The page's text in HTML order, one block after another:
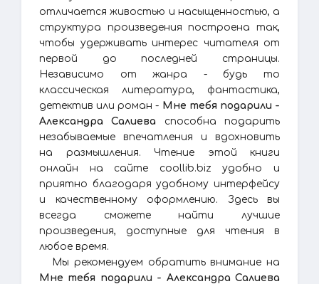
отличается живостью и насыщенностью, а
структура произведения построена так,
чтобы удерживать интерес читателя от
первой до последней страницы.
Независимо от жанра - будь то
классическая литература, фантастика,
детектив или роман - Мне тебя подарили -
Александра Салиева способна подарить
незабываемые впечатления и вдохновить
на размышления. Чтение этой книги
онлайн на сайте coollib.biz удобно и
приятно благодаря удобному интерфейсу
и качественному оформлению. Здесь вы
всегда сможете найти лучшие
произведения, доступные для чтения в
любое время.
Мы рекомендуем обратить внимание на
Мне тебя подарили - Александра Салиева